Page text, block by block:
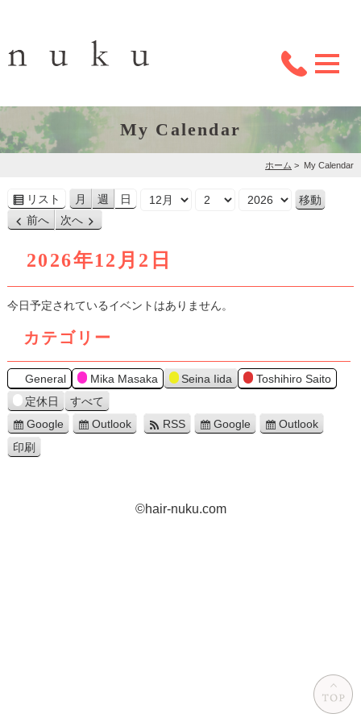
My Calendar
ホーム > My Calendar
リスト
表
示
月 週 日 月 日
年
前へ
次へ
2026年12月2日
今日予定されているイベントはありません。
カテゴリー
General Mika Masaka Seina Iida
Toshihiro Saito
定休日
すべて
Google
Outlook RSS Google
Outlook
印刷
©hair-nuku.com